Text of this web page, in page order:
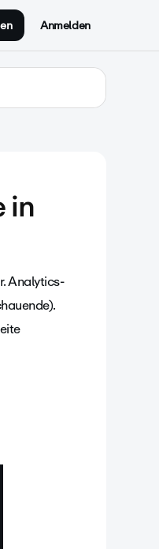
Anmelden
in
Analytics-